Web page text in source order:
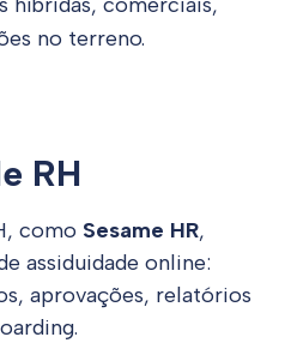
no terreno.
RH
como Sesame HR,
assiduidade online:
aprovações, relatórios